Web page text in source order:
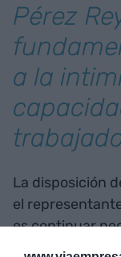
Pérez
a la
La disposición
el
es continuar
cuanto antes